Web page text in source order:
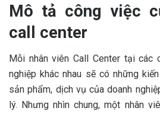
Mô tả công việc
call center
Mỗi nhân viên Call Center tại các
nghiệp khác nhau sẽ có những
sản phẩm, dịch vụ của doanh
lý. Nhưng nhìn chung, một nhân